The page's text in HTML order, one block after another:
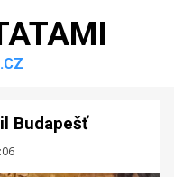
Budapešť